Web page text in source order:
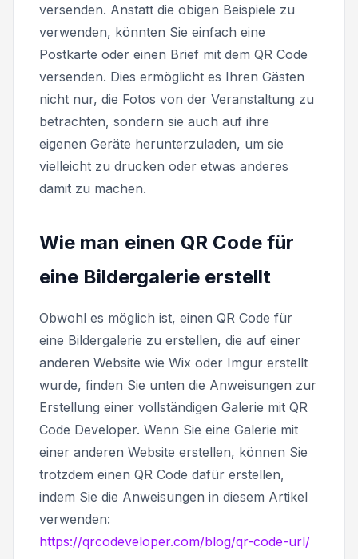
versenden. Anstatt die obigen Beispiele zu
verwenden, könnten Sie einfach eine
Postkarte oder einen Brief mit dem QR Code
versenden. Dies ermöglicht es Ihren Gästen
nicht nur, die Fotos von der Veranstaltung zu
betrachten, sondern sie auch auf ihre
eigenen Geräte herunterzuladen, um sie
vielleicht zu drucken oder etwas anderes
damit zu machen.
Wie man einen QR Code für
eine Bildergalerie erstellt
Obwohl es möglich ist, einen QR Code für
eine Bildergalerie zu erstellen, die auf einer
anderen Website wie Wix oder Imgur erstellt
wurde, finden Sie unten die Anweisungen zur
Erstellung einer vollständigen Galerie mit QR
Code Developer. Wenn Sie eine Galerie mit
einer anderen Website erstellen, können Sie
trotzdem einen QR Code dafür erstellen,
indem Sie die Anweisungen in diesem Artikel
verwenden:
https://qrcodeveloper.com/blog/qr-code-url/